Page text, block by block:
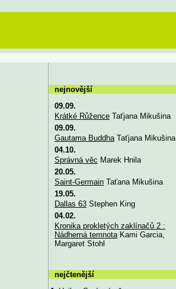
nejnovější
09.09.
Krátké RůženceTaťjana Mikušina
09.09.
Gautama BuddhaTaťjana Mikušina
04.10.
Správná věc Marek Hnila
20.05.
Saint-GermainTaťana Mikušina
19.05.
Dallas 63Stephen King
04.02.
Kronika prokletých zaklínačů 2 :
Nádherná temnotaKami Garcia,
Margaret Stohl
nejčtenější